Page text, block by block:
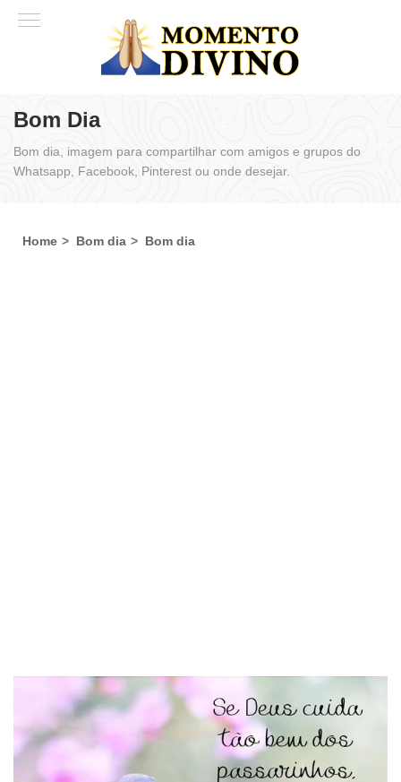
Bom Dia
Bom dia, imagem para compartilhar com amigos e grupos do
Whatsapp, Facebook, Pinterest ou onde desejar.
Home Bom dia Bom dia